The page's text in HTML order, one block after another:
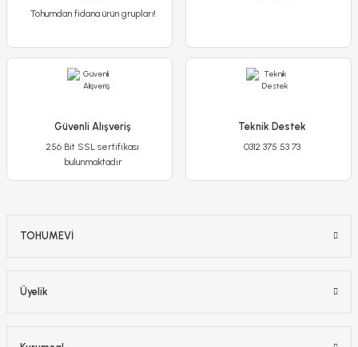
20,00 TL
Stokta Yok
Tohumdan fidana ürün grupları!
Güvenli Alışveriş
256 Bit SSL sertifikası
bulunmaktadır
Teknik Destek
0312 375 53 73
TOHUMEVİ
Üyelik